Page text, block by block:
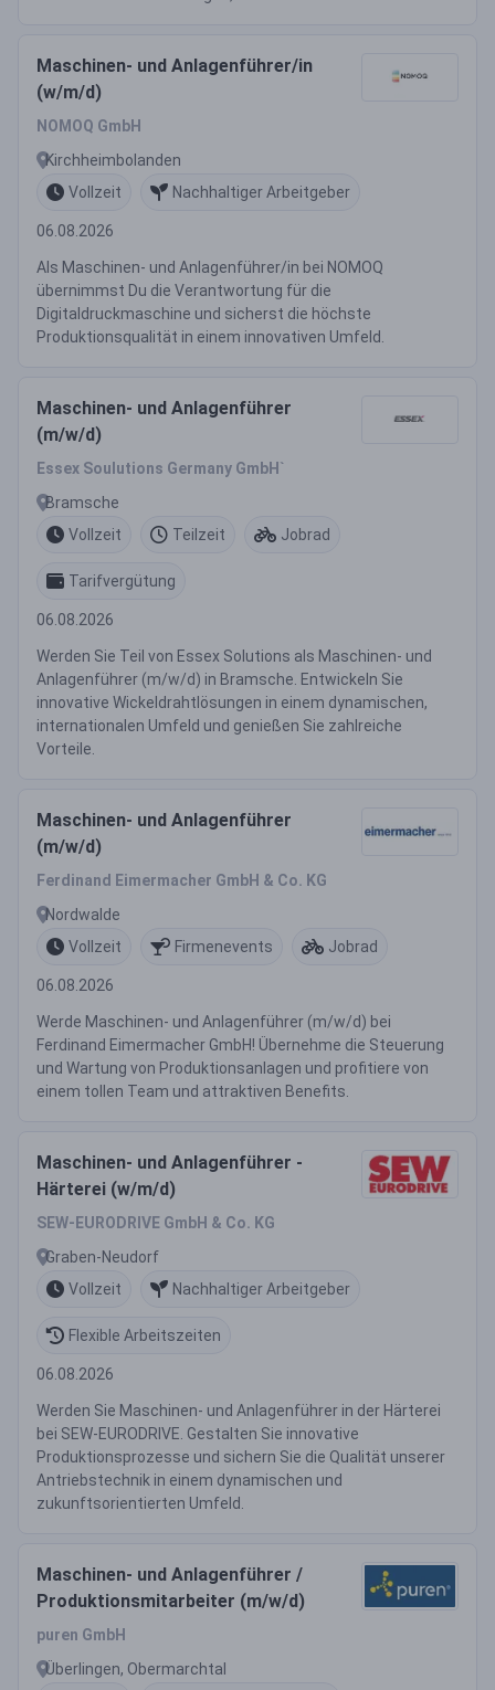
Maschinen- und Anlagenführer/in
(w/m/d)
NOMOQ GmbH
Kirchheimbolanden
Vollzeit
Nachhaltiger Arbeitgeber
06.08.2026
Als Maschinen- und Anlagenführer/in bei NOMOQ
übernimmst Du die Verantwortung für die
Digitaldruckmaschine und sicherst die höchste
Produktionsqualität in einem innovativen Umfeld.
Maschinen- und Anlagenführer
(m/w/d)
Essex Soulutions Germany GmbH`
Bramsche
Vollzeit
Teilzeit Jobrad
Tarifvergütung
06.08.2026
Werden Sie Teil von Essex Solutions als Maschinen- und
Anlagenführer (m/w/d) in Bramsche. Entwickeln Sie
innovative Wickeldrahtlösungen in einem dynamischen,
internationalen Umfeld und genießen Sie zahlreiche
Vorteile.
Maschinen- und Anlagenführer
(m/w/d)
Ferdinand Eimermacher GmbH & Co. KG
Nordwalde
Vollzeit
Firmenevents Jobrad
06.08.2026
Werde Maschinen- und Anlagenführer (m/w/d) bei
Ferdinand Eimermacher GmbH! Übernehme die Steuerung
und Wartung von Produktionsanlagen und profitiere von
einem tollen Team und attraktiven Benefits.
Maschinen- und Anlagenführer -
Härterei (w/m/d)
SEW-EURODRIVE GmbH & Co. KG
Graben-Neudorf
Vollzeit
Nachhaltiger Arbeitgeber
Flexible Arbeitszeiten
06.08.2026
Werden Sie Maschinen- und Anlagenführer in der Härterei
bei SEW-EURODRIVE. Gestalten Sie innovative
Produktionsprozesse und sichern Sie die Qualität unserer
Antriebstechnik in einem dynamischen und
zukunftsorientierten Umfeld.
Maschinen- und Anlagenführer /
Produktionsmitarbeiter (m/w/d)
puren GmbH
Überlingen, Obermarchtal